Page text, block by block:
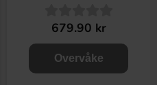
679.90 kr
Overvåke